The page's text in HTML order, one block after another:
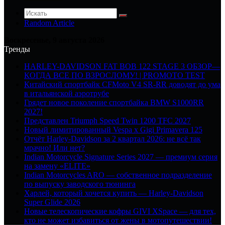
Random Article
Тренды
HARLEY-DAVIDSON FAT BOB 122 STAGE 3 ОБЗОР—
КОГДА ВСЕ ПО ВЗРОСЛОМУ! | PROMOTO TEST
Китайский спортбайк CFMoto V4 SR-RR доводят до ума
в итальянской аэротрубе
Грядет новое поколение спортбайка BMW S1000RR
2027!
Представлен Triumph Speed Twin 1200 TFC 2027
Новый лимитированный Vespa x Gigi Primavera 125
Отчёт Harley-Davidson за 2 квартал 2026: не всё так
мрачно! Или нет?
Indian Motorcycle Signature Series 2027 — премиум серия
на замену «ELITE»
Indian Motorcycles ARO — собственное подразделение
по выпуску заводского тюнинга
Харлей, который хочется купить — Harley-Davidson
Super Glide 2026
Новые телескопические кофры GIVI XSpace — для тех,
кто не может избавиться от жены в мотопутешествии!